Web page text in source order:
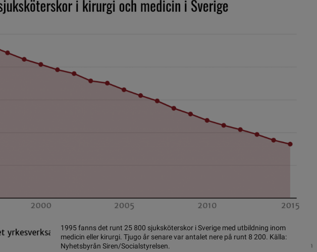
1995 fanns det runt 25 800 sjuksköterskor i Sverige med utbildning inom
medicin eller kirurgi. Tjugo år senare var antalet nere på runt 8 200. Källa:
Nyhetsbyrån Siren/Socialstyrelsen.